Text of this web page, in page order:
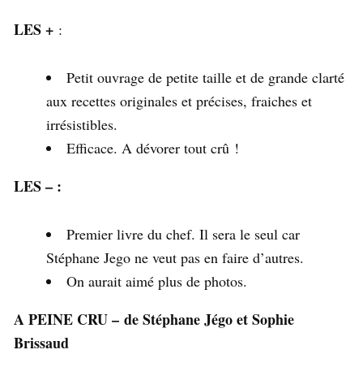
LES + :
Petit ouvrage de petite taille et de grande clarté
aux recettes originales et précises, fraiches et
irrésistibles.
Efficace. A dévorer tout crû !
LES – :
Premier livre du chef. Il sera le seul car
Stéphane Jego ne veut pas en faire d’autres.
On aurait aimé plus de photos.
A PEINE CRU – de Stéphane Jégo et Sophie
Brissaud